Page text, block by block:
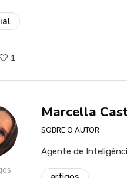
1
Marcella
SOBRE O AUTOR
Agente de